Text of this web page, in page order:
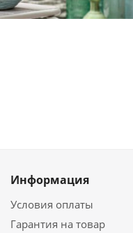
Информация
Условия оплаты
Гарантия на товар